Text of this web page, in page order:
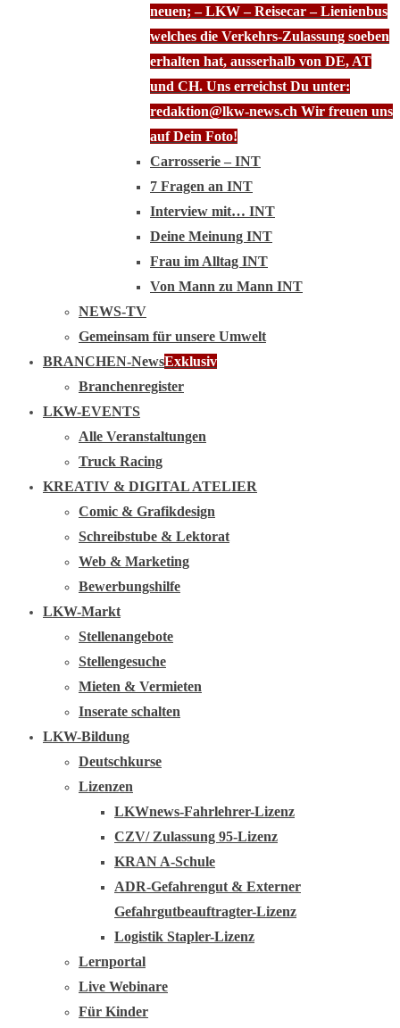
neuen; – LKW – Reisecar – Lienienbus
welches die Verkehrs-Zulassung soeben
erhalten hat, ausserhalb von DE, AT
und CH. Uns erreichst Du unter:
redaktion@lkw-news.ch Wir freuen uns
auf Dein Foto!
Carrosserie – INT
7 Fragen an INT
Interview mit… INT
Deine Meinung INT
Frau im Alltag INT
Von Mann zu Mann INT
NEWS-TV
Gemeinsam für unsere Umwelt
BRANCHEN-NewsExklusiv
Branchenregister
LKW-EVENTS
Alle Veranstaltungen
Truck Racing
KREATIV & DIGITAL ATELIER
Comic & Grafikdesign
Schreibstube & Lektorat
Web & Marketing
Bewerbungshilfe
LKW-Markt
Stellenangebote
Stellengesuche
Mieten & Vermieten
Inserate schalten
LKW-Bildung
Deutschkurse
Lizenzen
LKWnews-Fahrlehrer-Lizenz
CZV/ Zulassung 95-Lizenz
KRAN A-Schule
ADR-Gefahrengut & Externer
Gefahrgutbeauftragter-Lizenz
Logistik Stapler-Lizenz
Lernportal
Live Webinare
Für Kinder